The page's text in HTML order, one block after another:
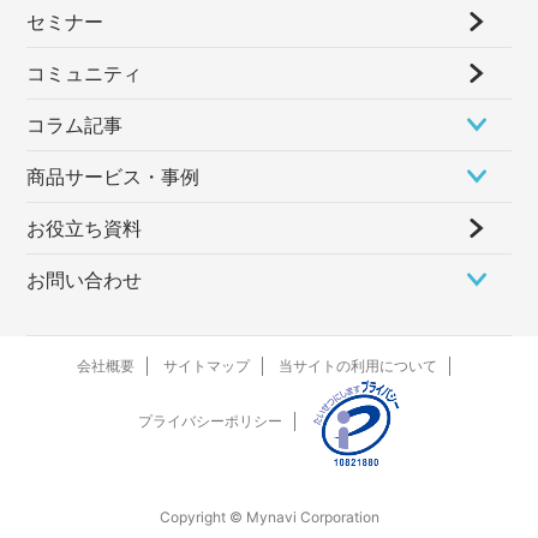
セミナー
コミュニティ
コラム記事
商品サービス・事例
お役立ち資料
お問い合わせ
会社概要 サイトマップ 当サイトの利用について
プライバシーポリシー
Copyright © Mynavi Corporation